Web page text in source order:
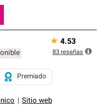
Sitio web
Premiado
★ 4.53
83 reseñas